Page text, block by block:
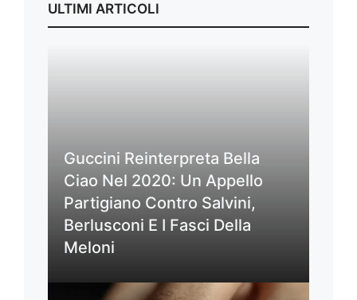
ULTIMI ARTICOLI
Guccini Reinterpreta Bella
Ciao Nel 2020: Un Appello
Partigiano Contro Salvini,
Berlusconi E I Fasci Della
Meloni